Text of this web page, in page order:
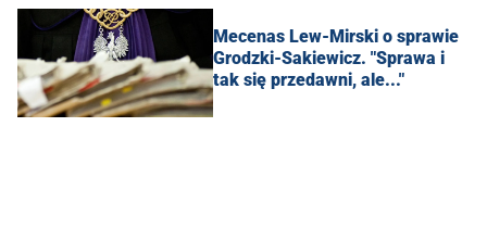
Mecenas Lew-Mirski o sprawie
Grodzki-Sakiewicz. "Sprawa i
tak się przedawni, ale..."